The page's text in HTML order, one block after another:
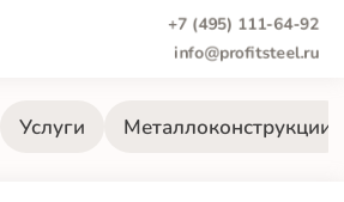
+7 (495) 111-64-92
info@profitsteel.ru
Услуги Металлоконструкции